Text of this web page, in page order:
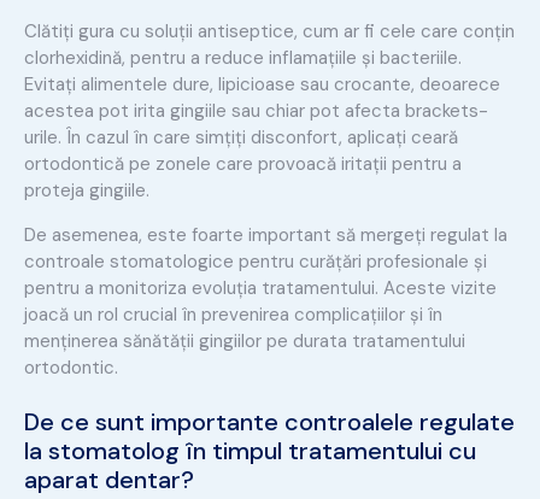
Clătiți gura cu soluții antiseptice, cum ar fi cele care conțin
clorhexidină, pentru a reduce inflamațiile și bacteriile.
Evitați alimentele dure, lipicioase sau crocante, deoarece
acestea pot irita gingiile sau chiar pot afecta brackets-
urile. În cazul în care simțiți disconfort, aplicați ceară
ortodontică pe zonele care provoacă iritații pentru a
proteja gingiile.
De asemenea, este foarte important să mergeți regulat la
controale stomatologice pentru curățări profesionale și
pentru a monitoriza evoluția tratamentului. Aceste vizite
joacă un rol crucial în prevenirea complicațiilor și în
menținerea sănătății gingiilor pe durata tratamentului
ortodontic.
De ce sunt importante controalele regulate
la stomatolog în timpul tratamentului cu
aparat dentar?